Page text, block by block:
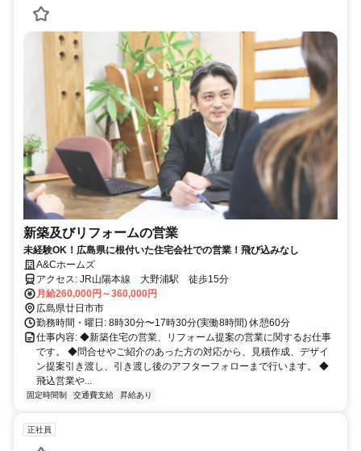
新築及びリフォームの営業
未経験OK！広島県に根付いた住宅会社での営業！飛び込みなし
A&Cホームズ
アクセス: JR山陽本線 大野浦駅 徒歩15分
月給260,000円～360,000円
広島県廿日市市
勤務時間・曜日: 8時30分〜17時30分(実働8時間) 休憩60分
仕事内容: ◆新築住宅の営業、リフォーム提案の営業に関するお仕事
です。 ◆問合せやご紹介のあった方の対応から、見積作成、デザイ
ン提案引き渡し、引き渡し後のアフターフォローまで行います。 ◆
飛込営業や...
固定時間制 交通費支給 昇給あり
正社員